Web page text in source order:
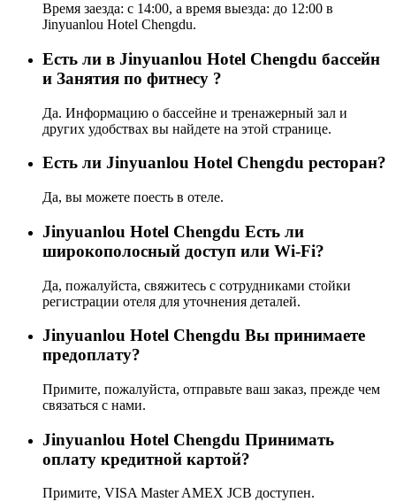
Время заезда: с 14:00, а время выезда: до 12:00 в
Jinyuanlou Hotel Chengdu.
Есть ли в Jinyuanlou Hotel Chengdu бассейн
и Занятия по фитнесу ?
Да. Информацию о бассейне и тренажерный зал и
других удобствах вы найдете на этой странице.
Eсть ли Jinyuanlou Hotel Chengdu ресторан?
Да, вы можете поесть в отеле.
Jinyuanlou Hotel Chengdu Есть ли
широкополосный доступ или Wi-Fi?
Да, пожалуйста, свяжитесь с сотрудниками стойки
регистрации отеля для уточнения деталей.
Jinyuanlou Hotel Chengdu Вы принимаете
предоплату?
Примите, пожалуйста, отправьте ваш заказ, прежде чем
связаться с нами.
Jinyuanlou Hotel Chengdu Принимать
оплату кредитной картой?
Примите, VISA Master AMEX JCB доступен.